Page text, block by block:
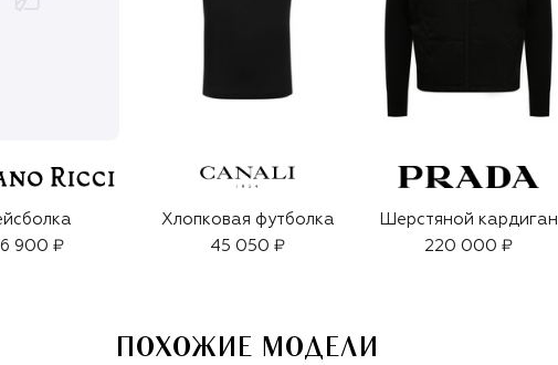
900 ₽
Хлопковая футболка
45 050 ₽
Шерстяной кардиган
220 000 ₽
ПОХОЖИЕ МОДЕЛИ